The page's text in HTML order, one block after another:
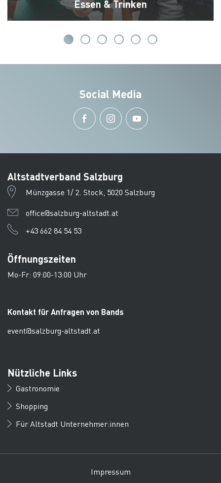
Essen & Trinken
Social Media
Altstadtverband Salzburg
Münzgasse 1/ 2. Stock, 5020 Salzburg
office@salzburg-altstadt.at
+43 662 84 54 53
Öffnungszeiten
Mo-Fr: 09:00-13:00 Uhr
Kontakt für Anfragen von Bands
event@salzburg-altstadt.at
Nützliche Links
Gastronomie
Shopping
Für Altstadt Unternehmer:innen
Impressum